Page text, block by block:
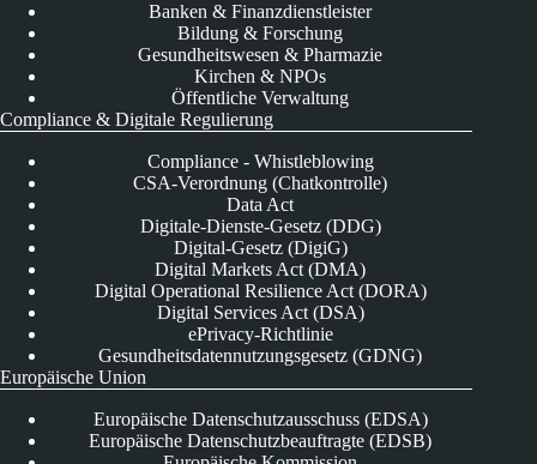
Banken & Finanzdienstleister
Bildung & Forschung
Gesundheitswesen & Pharmazie
Kirchen & NPOs
Öffentliche Verwaltung
Compliance & Digitale Regulierung
Compliance - Whistleblowing
CSA-Verordnung (Chatkontrolle)
Data Act
Digitale-Dienste-Gesetz (DDG)
Digital-Gesetz (DigiG)
Digital Markets Act (DMA)
Digital Operational Resilience Act (DORA)
Digital Services Act (DSA)
ePrivacy-Richtlinie
Gesundheitsdatennutzungsgesetz (GDNG)
Europäische Union
Europäische Datenschutzausschuss (EDSA)
Europäische Datenschutzbeauftragte (EDSB)